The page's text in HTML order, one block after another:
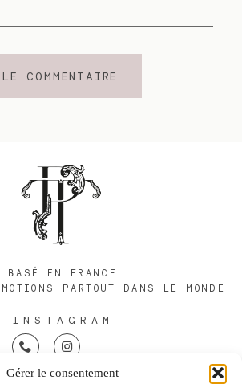
Gérer le consentement
BASÉ EN FRANCE
PARTOUT DANS LE MONDE
INSTAGRAM